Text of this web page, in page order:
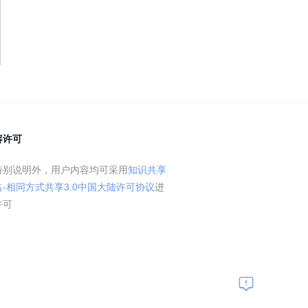
许可
别说明外，用户内容均可采用知识共享
-相同方式共享3.0中国大陆许可协议进
可